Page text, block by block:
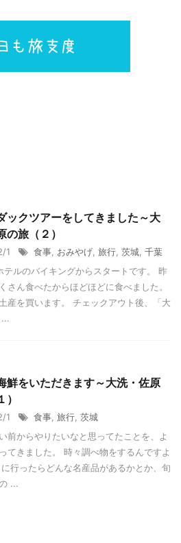
ックツアーをしてきました～大
の旅（２）
1 食事 おみやげ 旅行 茨城 千葉
テルのバイキングからスタートです。 昨
さん食べたからほどほどに食べました。
産を買います。 チェックアウト後、「大
鮮をいただきます～大洗・佐原
1 食事 旅行 茨城
前からやりたいなと思ってたことを、よ
てきました。 時々調べ物をするんですよ
行ったらどんな名産品があるかとか、旬
...